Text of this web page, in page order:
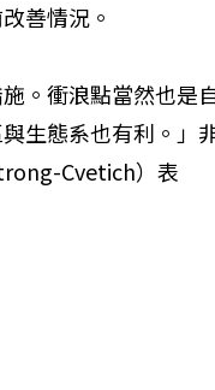
善情況。
。衝浪點當然也是
生態系也有利。」
Cvetich）表